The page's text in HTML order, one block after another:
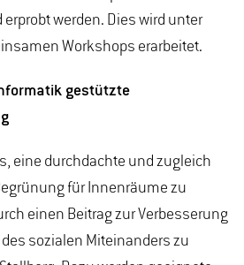
werden. Dies wird unter
Workshops erarbeitet.
gestützte
eine durchdachte und zugleich
für Innenräume zu
einen Beitrag zur Verbesserung
sozialen Miteinanders zu